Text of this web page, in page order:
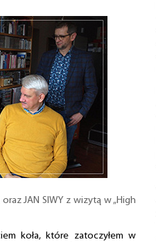
JAN SIWY z wizytą w „High
koła, które zatoczyłem w